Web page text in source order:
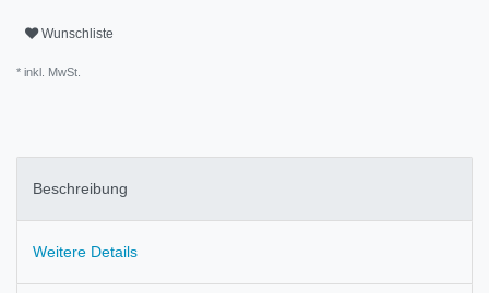
Wunschliste
* inkl. MwSt.
Beschreibung
Weitere Details